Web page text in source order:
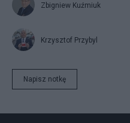
Zbigniew Kuźmiuk
Krzysztof Przybyl
Napisz notkę